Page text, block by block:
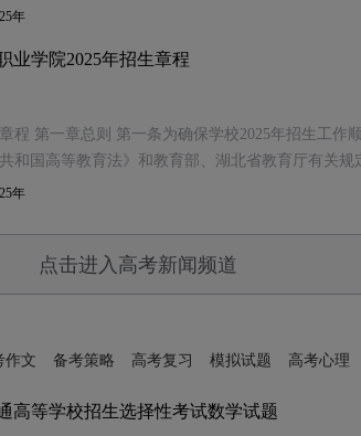
年
业学院2025年招生章程
程 第一章总则 第一条为确保学校2025年招生工作
和国高等教育法》和教育部、湖北省教育厅有关规
年
点击进入高考新闻频道
作文 备考策略 高考复习 模拟试题 高考心理
高等学校招生选择性考试数学试题